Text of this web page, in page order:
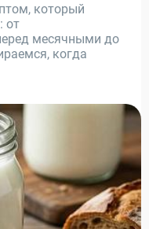
который
от
месячными до
когда